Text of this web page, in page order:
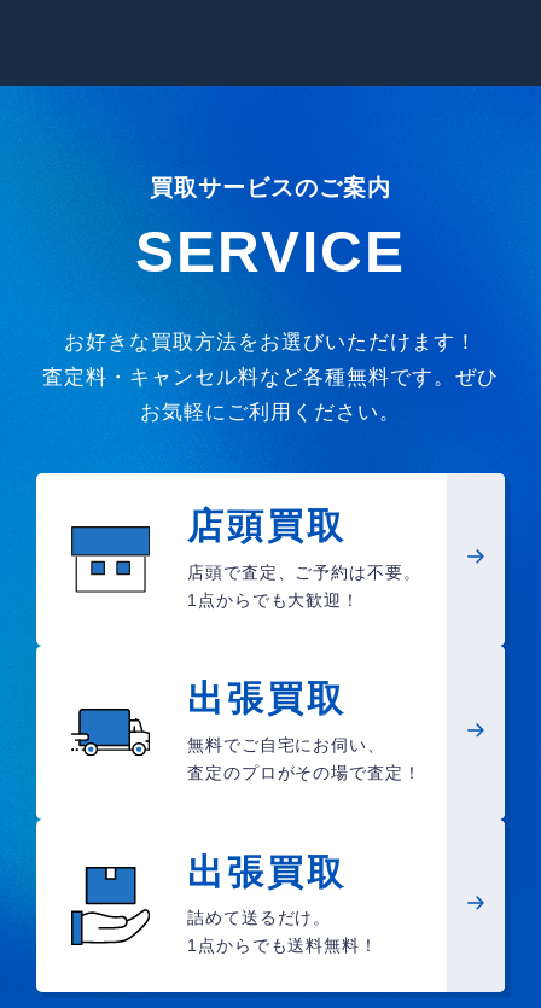
買取サービスのご案内
SERVICE
お好きな買取方法をお選びいただけます！
査定料・キャンセル料など各種無料です。ぜひ
お気軽にご利用ください。
店頭買取
店頭で査定、ご予約は不要。
1点からでも大歓迎！
出張買取
無料でご自宅にお伺い、
査定のプロがその場で査定！
出張買取
詰めて送るだけ。
1点からでも送料無料！